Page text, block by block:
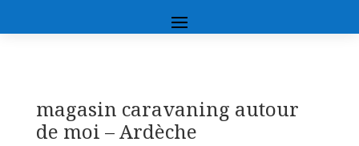
magasin caravaning autour
de moi – Ardèche